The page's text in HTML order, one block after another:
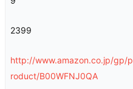
2399
http://www.amazon.co.jp/gp/p
roduct/B00WFNJ0QA